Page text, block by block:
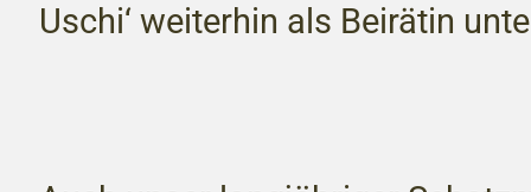
Uschi‘ weiterhin als Beirätin